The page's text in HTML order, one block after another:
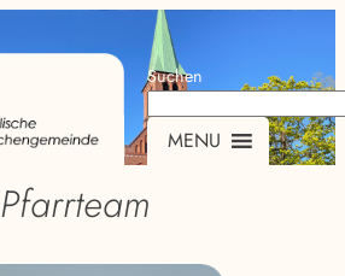
Suchen
MENU
Pfarrteam